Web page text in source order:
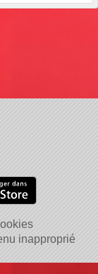
inapproprié